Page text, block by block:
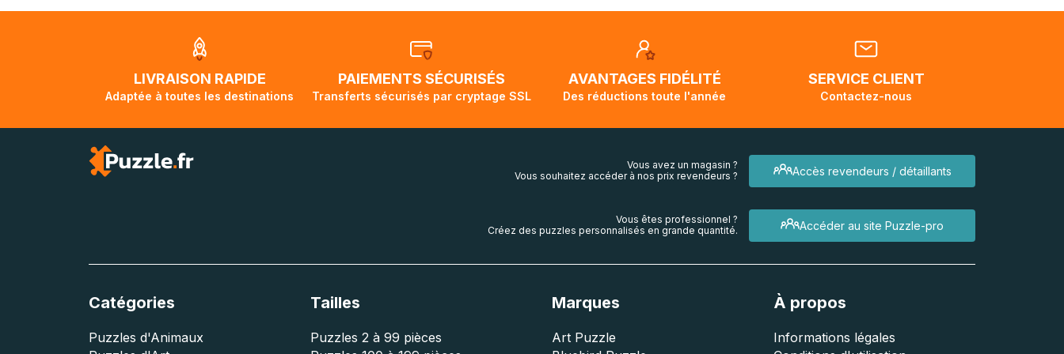
jusqu'à 2 mois et demi pour arriver à destination. Il est donc normal que pendant la
traversée, le suivi de votre commande ne soit pas modifié. Ce dernier reprendra
lorsque votre colis aura touché terre.
LIVRAISON RAPIDE
Adaptée à toutes les destinations
PAIEMENTS SÉCURISÉS
Transferts sécurisés par cryptage SSL
AVANTAGES FIDÉLITÉ
Des réductions toute l'année
SERVICE CLIENT
Contactez-nous
Accès revendeurs / détaillants
Vous avez un magasin ?
Vous souhaitez accéder à nos prix revendeurs ?
Accéder au site Puzzle-pro
Vous êtes professionnel ?
Créez des puzzles personnalisés en grande quantité.
Catégories
Puzzles d'Animaux
Tailles
Puzzles 2 à 99 pièces
Marques
Art Puzzle
À propos
Informations légales